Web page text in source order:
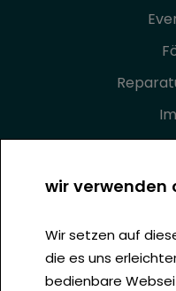
wir verwenden
Wir setzen auf
die es uns
bedienbare